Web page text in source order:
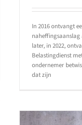
In 2016 ontvangt
naheffingsaanslag
later, in 2022,
Belastingdienst
ondernemer
dat zijn